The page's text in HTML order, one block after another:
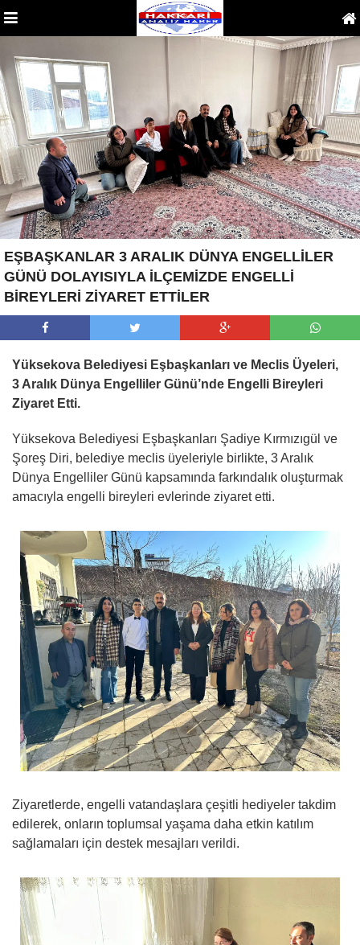
EŞBAŞKANLAR 3 ARALIK DÜNYA ENGELLİLER
GÜNÜ DOLAYISIYLA İLÇEMİZDE ENGELLİ
BİREYLERİ ZİYARET ETTİLER
Yüksekova Belediyesi Eşbaşkanları ve Meclis Üyeleri,
3 Aralık Dünya Engelliler Günü’nde Engelli Bireyleri
Ziyaret Etti.
Yüksekova Belediyesi Eşbaşkanları Şadiye Kırmızıgül ve
Şoreş Diri, belediye meclis üyeleriyle birlikte, 3 Aralık
Dünya Engelliler Günü kapsamında farkındalık oluşturmak
amacıyla engelli bireyleri evlerinde ziyaret etti.
Ziyaretlerde, engelli vatandaşlara çeşitli hediyeler takdim
edilerek, onların toplumsal yaşama daha etkin katılım
sağlamaları için destek mesajları verildi.